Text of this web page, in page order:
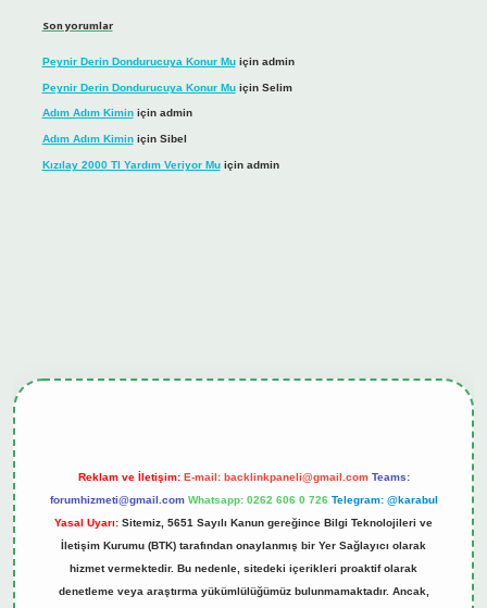
Son yorumlar
Peynir Derin Dondurucuya Konur Muiçin admin
Peynir Derin Dondurucuya Konur Muiçin Selim
Adım Adım Kiminiçin admin
Adım Adım Kiminiçin Sibel
Kızılay 2000 Tl Yardım Veriyor Muiçin admin
Reklam ve İletişim: E-mail: backlinkpaneli@gmail.com Teams:
forumhizmeti@gmail.com Whatsapp: 0262 606 0 726 Telegram: @karabul
Yasal Uyarı: Sitemiz, 5651 Sayılı Kanun gereğince Bilgi Teknolojileri ve
İletişim Kurumu (BTK) tarafından onaylanmış bir Yer Sağlayıcı olarak
hizmet vermektedir. Bu nedenle, sitedeki içerikleri proaktif olarak
denetleme veya araştırma yükümlülüğümüz bulunmamaktadır. Ancak,